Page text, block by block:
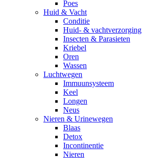
Poes
Huid & Vacht
Conditie
Huid- & vachtverzorging
Insecten & Parasieten
Kriebel
Oren
Wassen
Luchtwegen
Immuunsysteem
Keel
Longen
Neus
Nieren & Urinewegen
Blaas
Detox
Incontinentie
Nieren